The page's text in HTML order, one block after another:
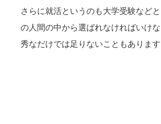
さらに就活というのも大学受験などと
の人間の中から選ばれなければいけ
秀なだけでは足りないこともあります